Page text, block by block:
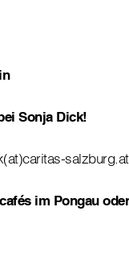
Sonja Dick!
salzburg.at
im Pongau